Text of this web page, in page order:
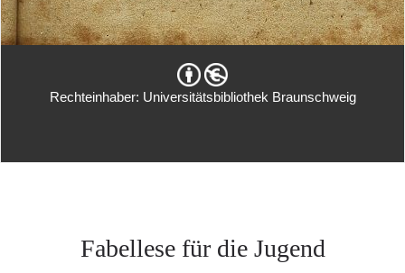
Rechteinhaber: Universitätsbibliothek Braunschweig
Fabellese für die Jugend